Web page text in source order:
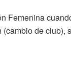
Femenina
de club),